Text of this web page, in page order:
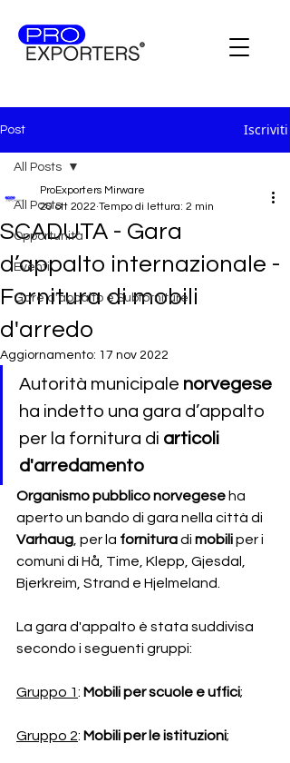
Post Iscriviti
All Posts
Opportunità
Eventi
Gare d'appalto e Subforniture
All Posts
SCADUTA - Gara
d’appalto internazionale -
Fornitura di mobili
d'arredo
ProExporters Mirware
20 ott 2022 Tempo di lettura: 2 min
Aggiornamento: 17 nov 2022
Autorità municipale norvegese
ha indetto una gara d’appalto
per la fornitura di articoli
d'arredamento
Organismo pubblico norvegese ha
aperto un bando di gara nella città di
Varhaug per la fornitura di mobili per i
comuni di Hå, Time, Klepp, Gjesdal,
Bjerkreim, Strand e Hjelmeland.
La gara d'appalto è stata suddivisa
secondo i seguenti gruppi:
Gruppo 1: Mobili per scuole e uffici;
Gruppo 2: Mobili per le istituzioni;